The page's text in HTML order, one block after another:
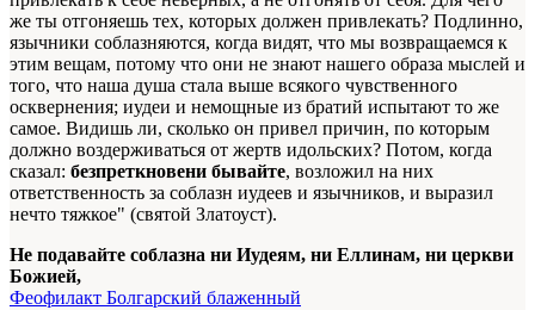
же ты отгоняешь тех, которых должен привлекать? Подлинно,
язычники соблазняются, когда видят, что мы возвращаемся к
этим вещам, потому что они не знают нашего образа мыслей и
того, что наша душа стала выше всякого чувственного
осквернения; иудеи и немощные из братий испытают то же
самое. Видишь ли, сколько он привел причин, по которым
должно воздерживаться от жертв идольских? Потом, когда
сказал: безпреткновени бывайте, возложил на них
ответственность за соблазн иудеев и язычников, и выразил
нечто тяжкое" (святой Златоуст).
Не подавайте соблазна ни Иудеям, ни Еллинам, ни церкви
Божией,
Феофилакт Болгарский блаженный